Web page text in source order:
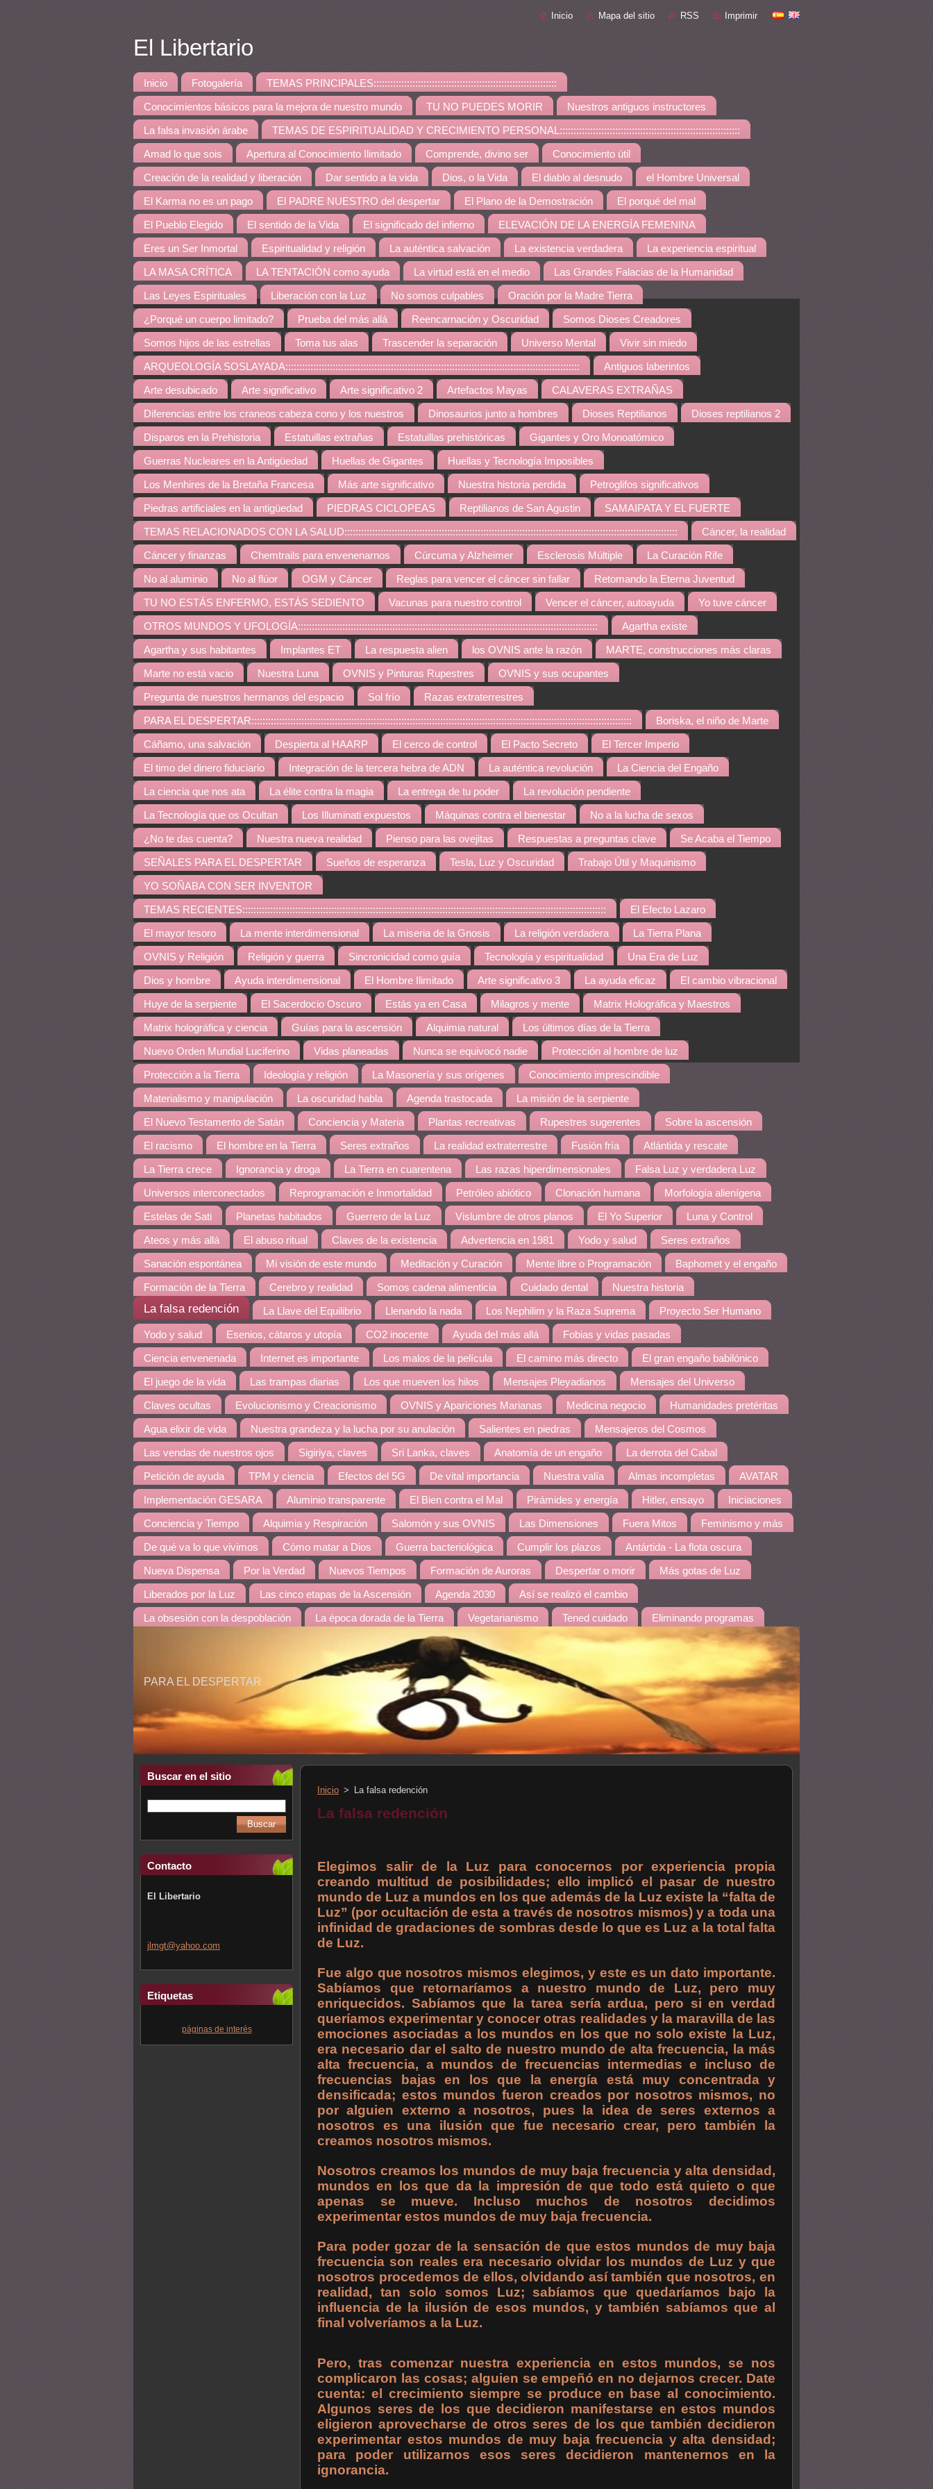
Inicio Mapa del sitio RSS Imprimir
El Libertario
Inicio Fotogalería TEMAS PRINCIPALES::::::::::::::::::::::::::::::::::::::::::::::::::::::::::::::::::
Conocimientos básicos para la mejora de nuestro mundo TU NO PUEDES MORIR Nuestros antiguos instructores
La falsa invasión árabe TEMAS DE ESPIRITUALIDAD Y CRECIMIENTO PERSONAL:::::::::::::::::::::::::::::::::::::::::::::::::::::::::::::::::
Amad lo que sois Apertura al Conocimiento Ilimitado Comprende, divino ser Conocimiento útil
Creación de la realidad y liberación Dar sentido a la vida Dios, o la Vida El diablo al desnudo el Hombre Universal
El Karma no es un pago El PADRE NUESTRO del despertar El Plano de la Demostración El porqué del mal
El Pueblo Elegido El sentido de la Vida El significado del infierno ELEVACIÓN DE LA ENERGÍA FEMENINA
Eres un Ser Inmortal Espiritualidad y religión La auténtica salvación La existencia verdadera La experiencia espiritual
LA MASA CRÍTICA LA TENTACIÓN como ayuda La virtud está en el medio Las Grandes Falacias de la Humanidad
Las Leyes Espirituales Liberación con la Luz No somos culpables Oración por la Madre Tierra
¿Porqué un cuerpo limitado? Prueba del más allá Reencarnación y Oscuridad Somos Dioses Creadores
Somos hijos de las estrellas Toma tus alas Trascender la separación Universo Mental Vivir sin miedo
ARQUEOLOGÍA SOSLAYADA:::::::::::::::::::::::::::::::::::::::::::::::::::::::::::::::::::::::::::::::::::::::::::::::::::::::::: Antiguos laberintos
Arte desubicado Arte significativo Arte significativo 2 Artefactos Mayas CALAVERAS EXTRAÑAS
Diferencias entre los craneos cabeza cono y los nuestros Dinosaurios junto a hombres Dioses Reptilianos Dioses reptilianos 2
Disparos en la Prehistoria Estatuillas extrañas Estatuillas prehistóricas Gigantes y Oro Monoatómico
Guerras Nucleares en la Antigüedad Huellas de Gigantes Huellas y Tecnología Imposibles
Los Menhires de la Bretaña Francesa Más arte significativo Nuestra historia perdida Petroglifos significativos
Piedras artificiales en la antigüedad PIEDRAS CICLOPEAS Reptilianos de San Agustin SAMAIPATA Y EL FUERTE
TEMAS RELACIONADOS CON LA SALUD:::::::::::::::::::::::::::::::::::::::::::::::::::::::::::::::::::::::::::::::::::::::::::::::::::::::::::::::::::::::: Cáncer, la realidad
Cáncer y finanzas Chemtrails para envenenarnos Cúrcuma y Alzheimer Esclerosis Múltiple La Curación Rife
No al aluminio No al flúor OGM y Cáncer Reglas para vencer el cáncer sin fallar Retomando la Eterna Juventud
TU NO ESTÁS ENFERMO, ESTÁS SEDIENTO Vacunas para nuestro control Vencer el cáncer, autoayuda Yo tuve cáncer
OTROS MUNDOS Y UFOLOGÍA:::::::::::::::::::::::::::::::::::::::::::::::::::::::::::::::::::::::::::::::::::::::::::::::::::::::::::: Agartha existe
Agartha y sus habitantes Implantes ET La respuesta alien los OVNIS ante la razón MARTE, construcciones más claras
Marte no está vacio Nuestra Luna OVNIS y Pinturas Rupestres OVNIS y sus ocupantes
Pregunta de nuestros hermanos del espacio Sol frío Razas extraterrestres
PARA EL DESPERTAR::::::::::::::::::::::::::::::::::::::::::::::::::::::::::::::::::::::::::::::::::::::::::::::::::::::::::::::::::::::::::::::::::::::::: Boriska, el niño de Marte
Cáñamo, una salvación Despierta al HAARP El cerco de control El Pacto Secreto El Tercer Imperio
El timo del dinero fiduciario Integración de la tercera hebra de ADN La auténtica revolución La Ciencia del Engaño
La ciencia que nos ata La élite contra la magia La entrega de tu poder La revolución pendiente
La Tecnología que os Ocultan Los Illuminati expuestos Máquinas contra el bienestar No a la lucha de sexos
¿No te das cuenta? Nuestra nueva realidad Pienso para las ovejitas Respuestas a preguntas clave Se Acaba el Tiempo
SEÑALES PARA EL DESPERTAR Sueños de esperanza Tesla, Luz y Oscuridad Trabajo Útil y Maquinismo
YO SOÑABA CON SER INVENTOR
TEMAS RECIENTES::::::::::::::::::::::::::::::::::::::::::::::::::::::::::::::::::::::::::::::::::::::::::::::::::::::::::::::::::::::::::::::::::: El Efecto Lazaro
El mayor tesoro La mente interdimensional La miseria de la Gnosis La religión verdadera La Tierra Plana
OVNIS y Religión Religión y guerra Sincronicidad como guía Tecnología y espiritualidad Una Era de Luz
Dios y hombre Ayuda interdimensional El Hombre Ilimitado Arte significativo 3 La ayuda eficaz El cambio vibracional
Huye de la serpiente El Sacerdocio Oscuro Estás ya en Casa Milagros y mente Matrix Holográfica y Maestros
Matrix holográfica y ciencia Guías para la ascensión Alquimia natural Los últimos días de la Tierra
Nuevo Orden Mundial Luciferino Vidas planeadas Nunca se equivocó nadie Protección al hombre de luz
Protección a la Tierra Ideología y religión La Masonería y sus orígenes Conocimiento imprescindible
Materialismo y manipulación La oscuridad habla Agenda trastocada La misión de la serpiente
El Nuevo Testamento de Satán Conciencia y Materia Plantas recreativas Rupestres sugerentes Sobre la ascensión
El racismo El hombre en la Tierra Seres extraños La realidad extraterrestre Fusión fría Atlántida y rescate
La Tierra crece Ignorancia y droga La Tierra en cuarentena Las razas hiperdimensionales Falsa Luz y verdadera Luz
Universos interconectados Reprogramación e Inmortalidad Petróleo abiótico Clonación humana Morfología alienígena
Estelas de Sati Planetas habitados Guerrero de la Luz Vislumbre de otros planos El Yo Superior Luna y Control
Ateos y más allá El abuso ritual Claves de la existencia Advertencia en 1981 Yodo y salud Seres extraños
Sanación espontánea Mi visión de este mundo Meditación y Curación Mente libre o Programación Baphomet y el engaño
Formación de la Tierra Cerebro y realidad Somos cadena alimenticia Cuidado dental Nuestra historia
La falsa redención La Llave del Equilibrio Llenando la nada Los Nephilim y la Raza Suprema Proyecto Ser Humano
Yodo y salud Esenios, cátaros y utopía CO2 inocente Ayuda del más allá Fobias y vidas pasadas
Ciencia envenenada Internet es importante Los malos de la película El camino más directo El gran engaño babilónico
El juego de la vida Las trampas diarias Los que mueven los hilos Mensajes Pleyadianos Mensajes del Universo
Claves ocultas Evolucionismo y Creacionismo OVNIS y Apariciones Marianas Medicina negocio Humanidades pretéritas
Agua elixir de vida Nuestra grandeza y la lucha por su anulación Salientes en piedras Mensajeros del Cosmos
Las vendas de nuestros ojos Sigiriya, claves Sri Lanka, claves Anatomía de un engaño La derrota del Cabal
Petición de ayuda TPM y ciencia Efectos del 5G De vital importancia Nuestra valía Almas incompletas AVATAR
Implementación GESARA Aluminio transparente El Bien contra el Mal Pirámides y energía Hitler, ensayo Iniciaciones
Conciencia y Tiempo Alquimia y Respiración Salomón y sus OVNIS Las Dimensiones Fuera Mitos Feminismo y más
De qué va lo que vivimos Cómo matar a Dios Guerra bacteriológica Cumplir los plazos Antártida - La flota oscura
Nueva Dispensa Por la Verdad Nuevos Tiempos Formación de Auroras Despertar o morir Más gotas de Luz
Liberados por la Luz Las cinco etapas de la Ascensión Agenda 2030 Así se realizó el cambio
La obsesión con la despoblación La época dorada de la Tierra Vegetarianismo Tened cuidado Eliminando programas
PARA EL DESPERTAR
Buscar en el sitio
Contacto
El Libertario
jlmgt@yahoo.com
Etiquetas
páginas de interés
Inicio > La falsa redención
La falsa redención
Elegimos salir de la Luz para conocernos por experiencia propia
creando multitud de posibilidades; ello implicó el pasar de nuestro
mundo de Luz a mundos en los que además de la Luz existe la “falta de
Luz” (por ocultación de esta a través de nosotros mismos) y a toda una
infinidad de gradaciones de sombras desde lo que es Luz a la total falta
de Luz.
Fue algo que nosotros mismos elegimos, y este es un dato importante.
Sabíamos que retornaríamos a nuestro mundo de Luz, pero muy
enriquecidos. Sabíamos que la tarea sería ardua, pero si en verdad
queríamos experimentar y conocer otras realidades y la maravilla de las
emociones asociadas a los mundos en los que no solo existe la Luz,
era necesario dar el salto de nuestro mundo de alta frecuencia, la más
alta frecuencia, a mundos de frecuencias intermedias e incluso de
frecuencias bajas en los que la energía está muy concentrada y
densificada; estos mundos fueron creados por nosotros mismos, no
por alguien externo a nosotros, pues la idea de seres externos a
nosotros es una ilusión que fue necesario crear, pero también la
creamos nosotros mismos.
Nosotros creamos los mundos de muy baja frecuencia y alta densidad,
mundos en los que da la impresión de que todo está quieto o que
apenas se mueve. Incluso muchos de nosotros decidimos
experimentar estos mundos de muy baja frecuencia.
Para poder gozar de la sensación de que estos mundos de muy baja
frecuencia son reales era necesario olvidar los mundos de Luz y que
nosotros procedemos de ellos, olvidando así también que nosotros, en
realidad, tan solo somos Luz; sabíamos que quedaríamos bajo la
influencia de la ilusión de esos mundos, y también sabíamos que al
final volveríamos a la Luz.
Pero, tras comenzar nuestra experiencia en estos mundos, se nos
complicaron las cosas; alguien se empeñó en no dejarnos crecer. Date
cuenta: el crecimiento siempre se produce en base al conocimiento.
Algunos seres de los que decidieron manifestarse en estos mundos
eligieron aprovecharse de otros seres de los que también decidieron
experimentar estos mundos de muy baja frecuencia y alta densidad;
para poder utilizarnos esos seres decidieron mantenernos en la
ignorancia.